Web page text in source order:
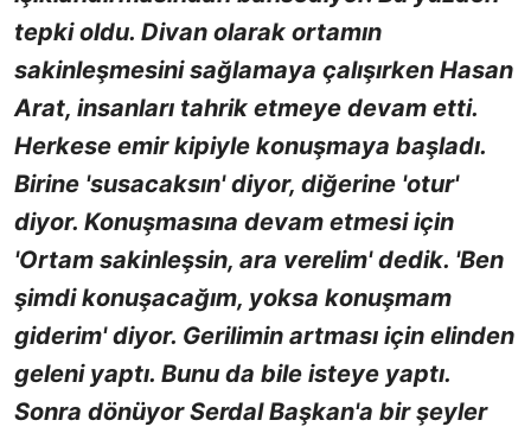
tepki oldu. Divan olarak ortamın
sakinleşmesini sağlamaya çalışırken Hasan
Arat, insanları tahrik etmeye devam etti.
Herkese emir kipiyle konuşmaya başladı.
Birine 'susacaksın' diyor, diğerine 'otur'
diyor. Konuşmasına devam etmesi için
'Ortam sakinleşsin, ara verelim' dedik. 'Ben
şimdi konuşacağım, yoksa konuşmam
giderim' diyor. Gerilimin artması için elinden
geleni yaptı. Bunu da bile isteye yaptı.
Sonra dönüyor Serdal Başkan'a bir şeyler